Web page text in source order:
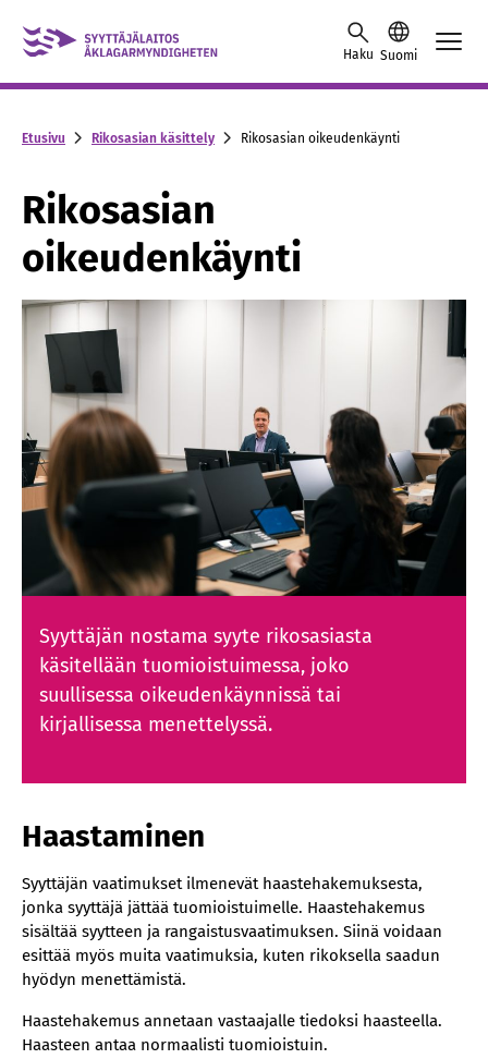
Skip to content -saavutettavuusohje
Haku Suomi
Etusivu Rikosasian käsittely Rikosasian oikeudenkäynti
Rikosasian
oikeudenkäynti
Syyttäjän nostama syyte rikosasiasta
käsitellään tuomioistuimessa, joko
suullisessa oikeudenkäynnissä tai
kirjallisessa menettelyssä.
Haastaminen
Syyttäjän vaatimukset ilmenevät haastehakemuksesta,
jonka syyttäjä jättää tuomioistuimelle. Haastehakemus
sisältää syytteen ja rangaistusvaatimuksen. Siinä voidaan
esittää myös muita vaatimuksia, kuten rikoksella saadun
hyödyn menettämistä.
Haastehakemus annetaan vastaajalle tiedoksi haasteella.
Haasteen antaa normaalisti tuomioistuin.